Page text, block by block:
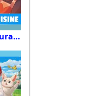
Kebab Chefs! - Restaurant Simulator